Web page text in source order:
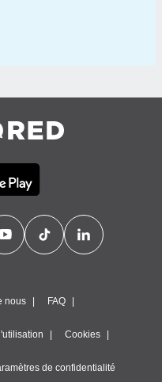
nous FAQ
Cookies
de confidentialité